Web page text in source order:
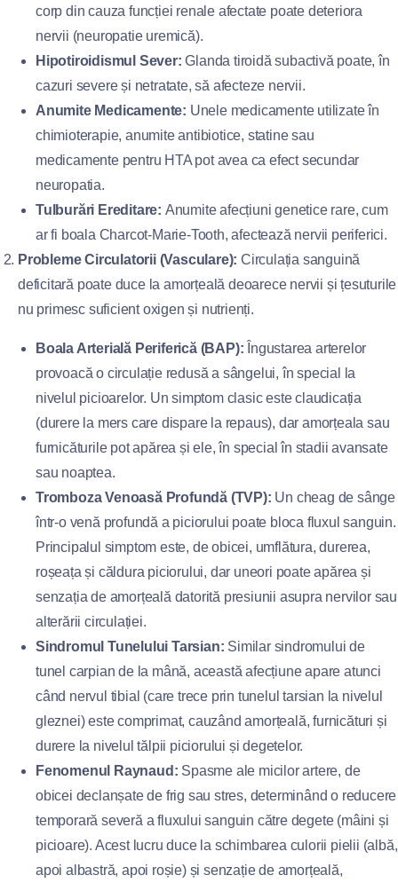
corp din cauza funcției renale afectate poate deteriora
nervii (neuropatie uremică).
Hipotiroidismul Sever: Glanda tiroidă subactivă poate, în
cazuri severe și netratate, să afecteze nervii.
Anumite Medicamente: Unele medicamente utilizate în
chimioterapie, anumite antibiotice, statine sau
medicamente pentru HTA pot avea ca efect secundar
neuropatia.
Tulburări Ereditare: Anumite afecțiuni genetice rare, cum
ar fi boala Charcot-Marie-Tooth, afectează nervii periferici.
Probleme Circulatorii (Vasculare): Circulația sanguină
deficitară poate duce la amorțeală deoarece nervii și țesuturile
nu primesc suficient oxigen și nutrienți.
Boala Arterială Periferică (BAP): Îngustarea arterelor
provoacă o circulație redusă a sângelui, în special la
nivelul picioarelor. Un simptom clasic este claudicația
(durere la mers care dispare la repaus), dar amorțeala sau
furnicăturile pot apărea și ele, în special în stadii avansate
sau noaptea.
Tromboza Venoasă Profundă (TVP): Un cheag de sânge
într-o venă profundă a piciorului poate bloca fluxul sanguin.
Principalul simptom este, de obicei, umflătura, durerea,
roșeața și căldura piciorului, dar uneori poate apărea și
senzația de amorțeală datorită presiunii asupra nervilor sau
alterării circulației.
Sindromul Tunelului Tarsian: Similar sindromului de
tunel carpian de la mână, această afecțiune apare atunci
când nervul tibial (care trece prin tunelul tarsian la nivelul
gleznei) este comprimat, cauzând amorțeală, furnicături și
durere la nivelul tălpii piciorului și degetelor.
Fenomenul Raynaud: Spasme ale micilor artere, de
obicei declanșate de frig sau stres, determinând o reducere
temporară severă a fluxului sanguin către degete (mâini și
picioare). Acest lucru duce la schimbarea culorii pielii (albă,
apoi albastră, apoi roșie) și senzație de amorțeală,